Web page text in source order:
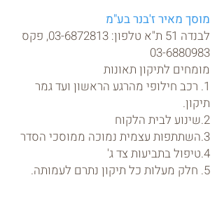
מוסך מאיר ז'בנר בע"מ
לבנדה 51 ת"א טלפון:
03-6872813, פקס
03-6880983
מומחים לתיקון תאונות
1. רכב חילופי מהרגע הראשון ועד גמר
תיקון.
2.שינוע לבית הלקוח
3.השתתפות עצמית נמוכה ממוסכי הסדר
4.טיפול בתביעות צד ג'
5. חלק מעלות כל תיקון נתרם לעמותה.